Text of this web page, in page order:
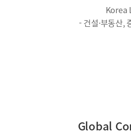
Korea
- 건설·부동산,
Global